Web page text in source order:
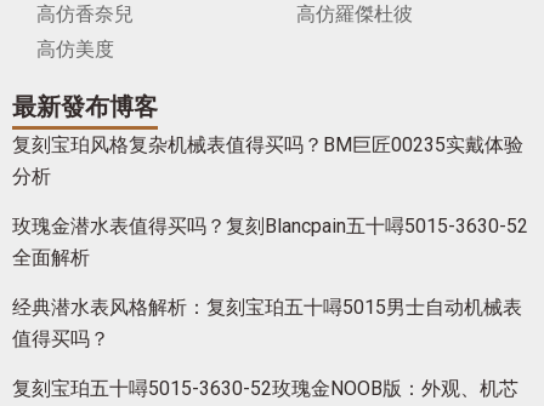
高仿香奈兒
高仿羅傑杜彼
高仿美度
最新發布博客
复刻宝珀风格复杂机械表值得买吗？BM巨匠00235实戴体验
分析
玫瑰金潜水表值得买吗？复刻Blancpain五十噚5015-3630-52
全面解析
经典潜水表风格解析：复刻宝珀五十噚5015男士自动机械表
值得买吗？
复刻宝珀五十噚5015-3630-52玫瑰金NOOB版：外观、机芯